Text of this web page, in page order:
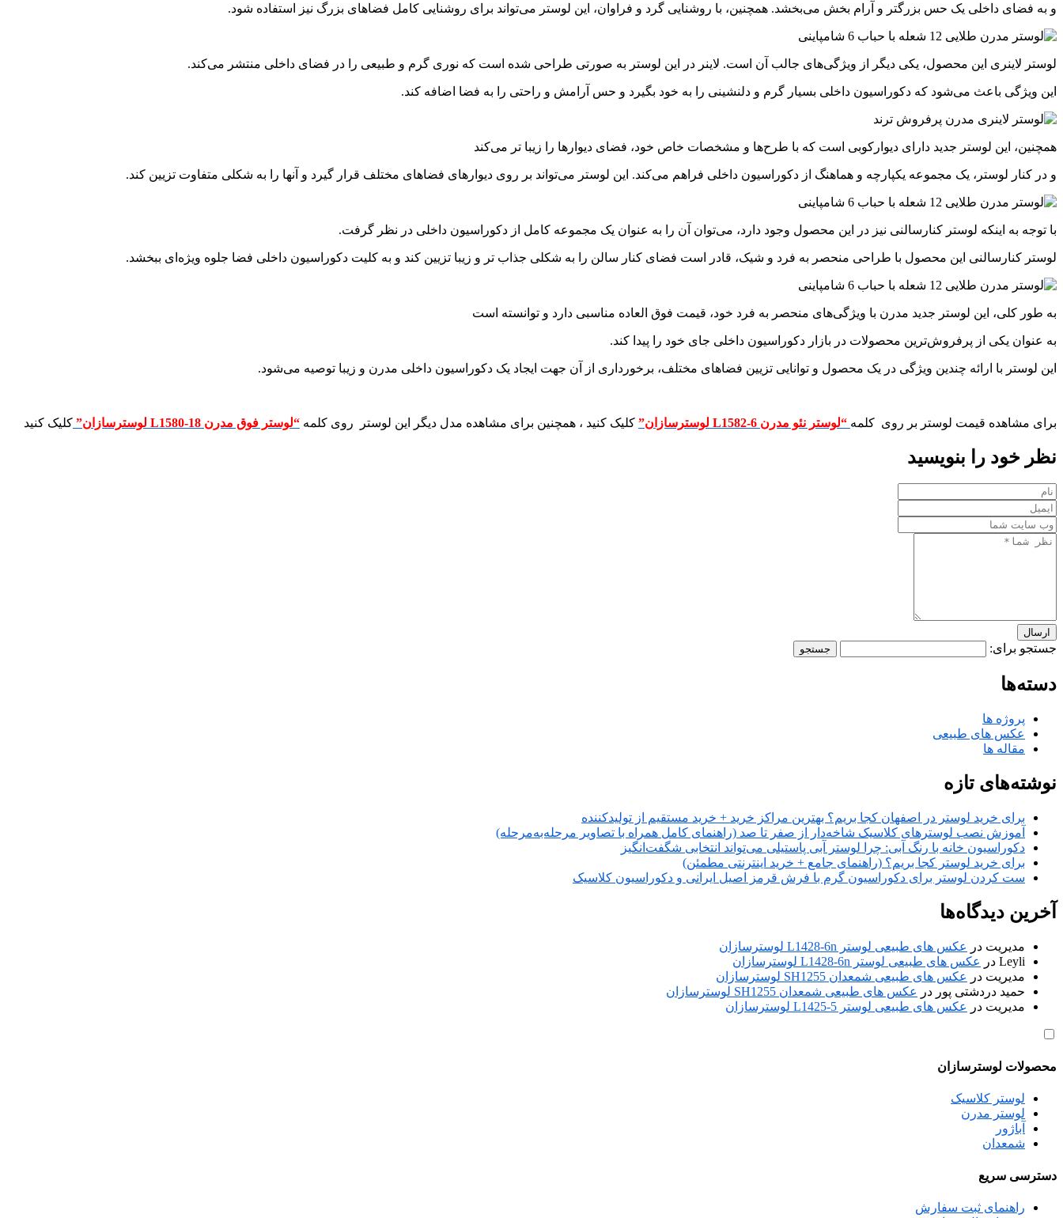
و به فضای داخلی یک حس بزرگتر و آرام بخش می‌بخشد. همچنین، با روشنایی گرد و فراوان، این لوستر می‌تواند برای روشنایی کامل فضاهای بزرگ نیز استفاده شود.
لوستر لاینری این محصول، یکی دیگر از ویژگی‌های جالب آن است. لاینر در این لوستر به صورتی طراحی شده است که نوری گرم و طبیعی را در فضای داخلی منتشر می‌کند.
این ویژگی باعث می‌شود که دکوراسیون داخلی بسیار گرم و دلنشینی را به خود بگیرد و حس آرامش و راحتی را به فضا اضافه کند.
همچنین، این لوستر جدید دارای دیوارکوبی است که با طرح‌ها و مشخصات خاص خود، فضای دیوارها را زیبا تر می‌کند
و در کنار لوستر، یک مجموعه یکپارچه و هماهنگ از دکوراسیون داخلی فراهم می‌کند. این لوستر می‌تواند بر روی دیوارهای فضاهای مختلف قرار گیرد و آنها را به شکلی متفاوت تزیین کند.
با توجه به اینکه لوستر کنارسالنی نیز در این محصول وجود دارد، می‌توان آن را به عنوان یک مجموعه کامل از دکوراسیون داخلی در نظر گرفت.
لوستر کنارسالنی این محصول با طراحی منحصر به فرد و شیک، قادر است فضای کنار سالن را به شکلی جذاب تر و زیبا تزیین کند و به کلیت دکوراسیون داخلی فضا جلوه ویژه‌ای ببخشد.
به طور کلی، این لوستر جدید مدرن با ویژگی‌های منحصر به فرد خود، قیمت فوق العاده مناسبی دارد و توانسته است
به عنوان یکی از پرفروش‌ترین محصولات در بازار دکوراسیون داخلی جای خود را پیدا کند.
این لوستر با ارائه چندین ویژگی در یک محصول و توانایی تزیین فضاهای مختلف، برخورداری از آن جهت ایجاد یک دکوراسیون داخلی مدرن و زیبا توصیه می‌شود.
برای مشاهده قیمت لوستر بر روی کلمه “لوستر نئو مدرن L1582-6 لوسترسازان” کلیک کنید ، همچنین برای مشاهده مدل دیگر این لوستر روی کلمه “لوستر فوق مدرن L1580-18 لوسترسازان” کلیک کنید
نظر خود را بنویسید
ارسال
جستجو برای:
دسته‌ها
پروژه ها
عکس های طبیعی
مقاله ها
نوشته‌های تازه
برای خرید لوستر در اصفهان کجا بریم؟ بهترین مراکز خرید + خرید مستقیم از تولیدکننده
آموزش نصب لوسترهای کلاسیک شاخه‌دار از صفر تا صد (راهنمای کامل همراه با تصاویر مرحله‌به‌مرحله)
دکوراسیون خانه با رنگ آبی: چرا لوستر آبی پاستیلی می‌تواند انتخابی شگفت‌انگیز
برای خرید لوستر کجا بریم؟ (راهنمای جامع + خرید اینترنتی مطمئن)
ست کردن لوستر برای دکوراسیون گرم با فرش قرمز اصیل ایرانی و دکوراسیون کلاسیک
آخرین دیدگاه‌ها
مدیریت در
عکس های طبیعی لوستر L1428-6n لوسترسازان
Leyli در
عکس های طبیعی لوستر L1428-6n لوسترسازان
مدیریت در
عکس های طبیعی شمعدان SH1255 لوسترسازان
حمید دردشتی پور در
عکس های طبیعی شمعدان SH1255 لوسترسازان
مدیریت در عکس های طبیعی لوستر L1425-5 لوسترسازان
محصولات لوسترسازان
لوستر کلاسیک
لوستر مدرن
آباژور
شمعدان
دسترسی سریع
راهنمای ثبت سفارش